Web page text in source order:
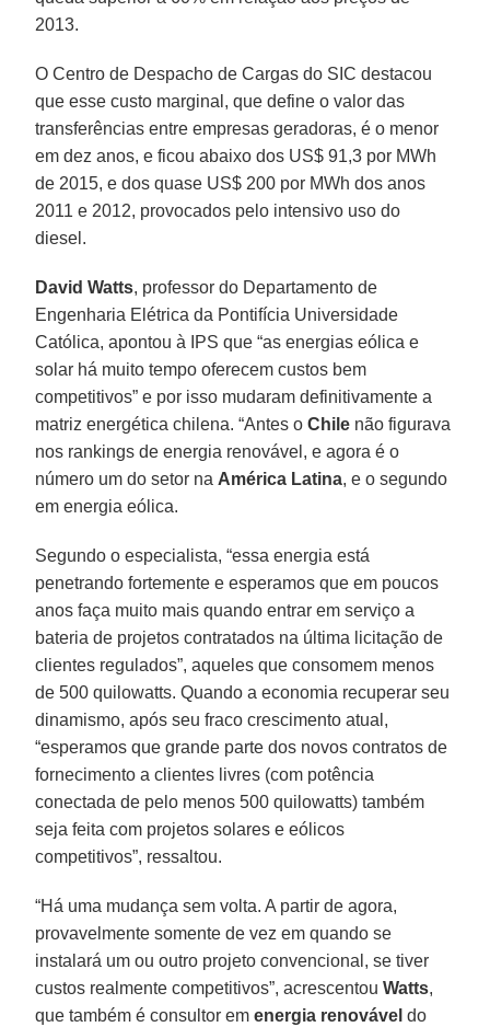
2013.
O Centro de Despacho de Cargas do SIC destacou
que esse custo marginal, que define o valor das
transferências entre empresas geradoras, é o menor
em dez anos, e ficou abaixo dos US$ 91,3 por MWh
de 2015, e dos quase US$ 200 por MWh dos anos
2011 e 2012, provocados pelo intensivo uso do
diesel.
David Watts, professor do Departamento de
Engenharia Elétrica da Pontifícia Universidade
Católica, apontou à IPS que “as energias eólica e
solar há muito tempo oferecem custos bem
competitivos” e por isso mudaram definitivamente a
matriz energética chilena. “Antes oChile não figurava
nos rankings de energia renovável, e agora é o
número um do setor na América Latina, e o segundo
em energia eólica.
Segundo o especialista, “essa energia está
penetrando fortemente e esperamos que em poucos
anos faça muito mais quando entrar em serviço a
bateria de projetos contratados na última licitação de
clientes regulados”, aqueles que consomem menos
de 500 quilowatts. Quando a economia recuperar seu
dinamismo, após seu fraco crescimento atual,
“esperamos que grande parte dos novos contratos de
fornecimento a clientes livres (com potência
conectada de pelo menos 500 quilowatts) também
seja feita com projetos solares e eólicos
competitivos”, ressaltou.
“Há uma mudança sem volta. A partir de agora,
provavelmente somente de vez em quando se
instalará um ou outro projeto convencional, se tiver
custos realmente competitivos”, acrescentouWatts,
que também é consultor emenergia renovável do